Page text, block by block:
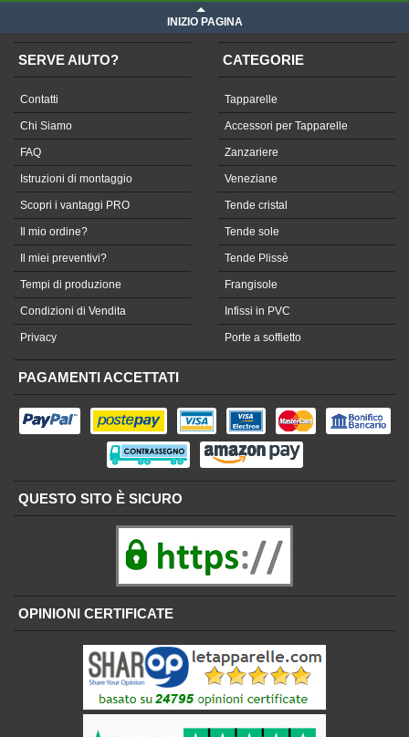
INIZIO PAGINA
SERVE AIUTO?
Contatti
Chi Siamo
FAQ
Istruzioni di montaggio
Scopri i vantaggi PRO
Il mio ordine?
Il miei preventivi?
Tempi di produzione
Condizioni di Vendita
Privacy
CATEGORIE
Tapparelle
Accessori per Tapparelle
Zanzariere
Veneziane
Tende cristal
Tende sole
Tende Plissè
Frangisole
Infissi in PVC
Porte a soffietto
PAGAMENTI ACCETTATI
QUESTO SITO È SICURO
OPINIONI CERTIFICATE